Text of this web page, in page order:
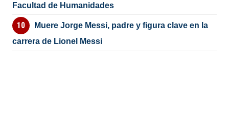
Facultad de Humanidades
Muere Jorge Messi, padre y figura clave en la
carrera de Lionel Messi